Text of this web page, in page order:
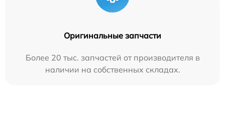
Оригинальные запчасти
Более 20 тыс. запчастей от производителя в
наличии на собственных складах.